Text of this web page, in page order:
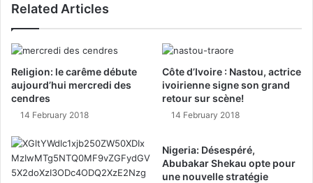
Related Articles
Religion: le carême débute
aujourd’hui mercredi des
cendres
14 February 2018
Côte d’Ivoire : Nastou, actrice
ivoirienne signe son grand
retour sur scène!
14 February 2018
Nigeria: Désespéré,
Abubakar Shekau opte pour
une nouvelle stratégie